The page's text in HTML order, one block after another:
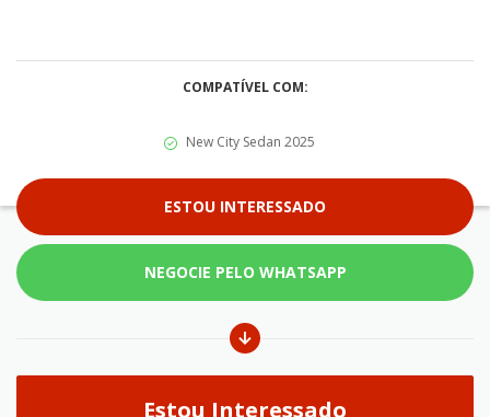
COMPATÍVEL COM:
New City Sedan 2025
ESTOU INTERESSADO
NEGOCIE PELO WHATSAPP
Estou Interessado